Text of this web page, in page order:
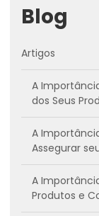
Blog
Artigos
A
dos Seus
A
Assegurar
A
Produtos e